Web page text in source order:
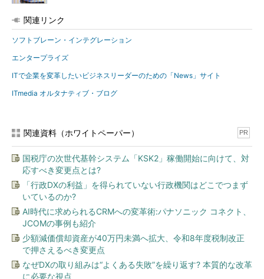
関連リンク
ソフトブレーン・インテグレーション
エンタープライズ
ITで企業を変革したいビジネスリーダーのための「News」サイト
ITmedia オルタナティブ・ブログ
関連資料（ホワイトペーパー） PR
国税庁の次世代基幹システム「KSK2」稼働開始に向けて、対
応すべき変更点とは?
「行政DXの利益」を得られていない行政機関はどこでつまず
いているのか?
AI時代に求められるCRMへの変革術:パナソニック コネクト、
JCOMの事例も紹介
少額減価償却資産が40万円未満へ拡大、令和8年度税制改正
で押さえるべき変更点
なぜDXの取り組みは“よくある失敗”を繰り返す? 本質的な改革
に必要な視点